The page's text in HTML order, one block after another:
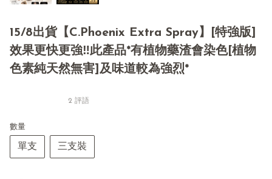
15/8出貨【C.Phoenix Extra Spray】[特強版]
效果更快更強‼️此產品*有植物藥渣會染色[植物
色素純天然無害]及味道較為強烈*
2 評語
數量
單支 三支裝